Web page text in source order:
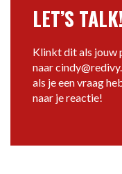
LET’S TALK!
Klinkt dit als jouw
naar
als je een vraag
naar je reactie!